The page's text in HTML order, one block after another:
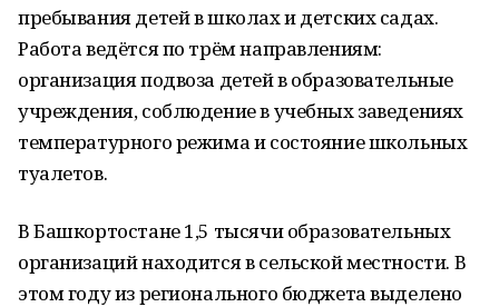
пребывания детей в школах и детских садах.
Работа ведётся по трём направлениям:
организация подвоза детей в образовательные
учреждения, соблюдение в учебных заведениях
температурного режима и состояние школьных
туалетов.
В Башкортостане 1,5 тысячи образовательных
организаций находится в сельской местности. В
этом году из регионального бюджета выделено